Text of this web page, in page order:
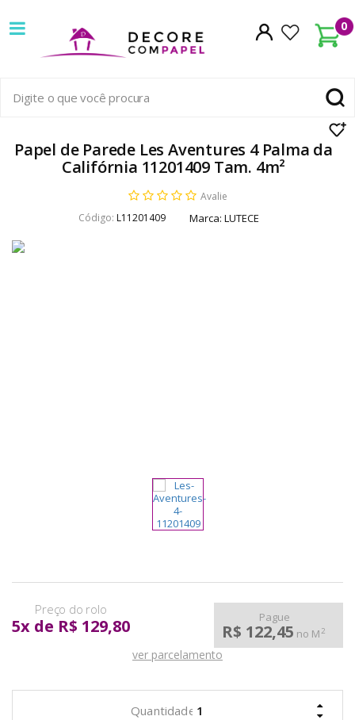
0
Decore
com
papel
pioneira
em
venda
Papel de Parede Les Aventures 4 Palma da
Califórnia 11201409 Tam. 4m²
Avalie
Código: L11201409 Marca: LUTECE
5x de R$ 129,80 Pague
R$ 122,45 no M2
ver parcelamento